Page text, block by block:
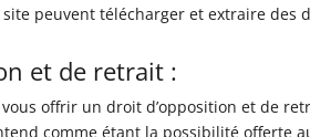
peuvent télécharger et extraire des
et de retrait :
offrir un droit d’opposition et de
comme étant la possibilité